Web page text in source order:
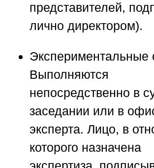
представителей,
лично директором).
Экспериментальные
Выполняются
непосредственно в
заседании или в
эксперта. Лицо, в
которого назначена